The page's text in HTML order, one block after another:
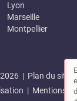
Lyon
Marseille
Montpellier
| Plan du site
| Mentions